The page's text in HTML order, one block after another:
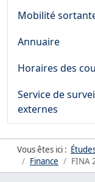
Mobilité
Annuaire
Horaires des
Service de
externes
Vous êtes ici :
Finance
FINA